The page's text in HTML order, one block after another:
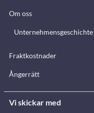
Om oss
Unternehmensgeschichte
Fraktkostnader
Ångerrätt
Vi skickar med